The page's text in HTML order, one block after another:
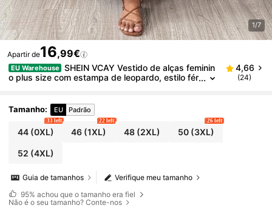
1/7
Apartir de16,99€
EU Warehouse
SHEIN VCAY Vestido de alças feminin
o plus size com estampa de leopardo, estilo fér
4,66
(24)
Tamanho: EU Padrão
44(0XL)
33 left
46 (1XL)
22 left
48(2XL) 50(3XL)
26 left
52 (4XL)
Verifique meu tamanho
Guia de tamanhos
95% achou que o tamanho era fiel
Não é o seu tamanho? Conte-nos